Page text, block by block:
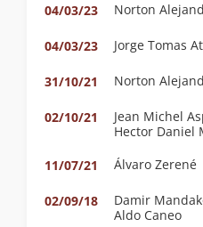
04/03/23 Norton
04/03/23 Jorge Tomas
31/10/21 Norton
02/10/21
Jean Michel
11/07/21
Álvaro Zerené
02/09/18
Damir
Aldo Caneo